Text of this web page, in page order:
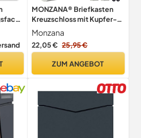
MONZANA® Briefkasten
Kreuzschloss mit Kupfer-
Schließzylinder drehbare
Abdeckung 31x10x34 cm
Sichtfenster Namensschild
Montage legierter Stahl 2
Monzana
22,05 € 25,95 €
ZUM ANGEBOT